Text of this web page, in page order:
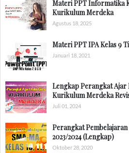
Materi PPT Informatika
Kurikulum Merdeka
Agustus 18, 2025
Materi PPT IPA Kelas 9
Januari 18, 2021
Lengkap Perangkat Ajar
Kurikulum Merdeka
Juli 01, 2024
Perangkat Pembelajaran
2023/2024 (Lengkap)
Oktober 28, 2020